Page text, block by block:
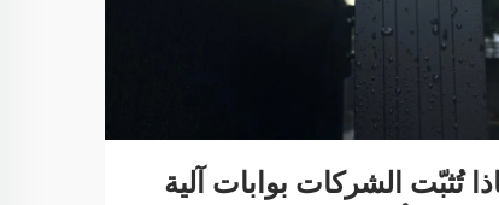
تُثبّت الشركات بوابات آلية